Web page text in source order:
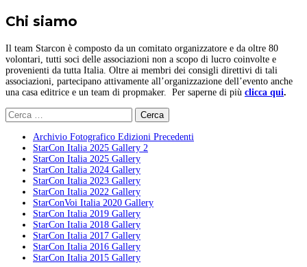
Chi siamo
Il team Starcon è composto da un comitato organizzatore e da oltre 80
volontari, tutti soci delle associazioni non a scopo di lucro coinvolte e
provenienti da tutta Italia. Oltre ai membri dei consigli direttivi di tali
associazioni, partecipano attivamente all’organizzazione dell’evento anche
una casa editrice e un team di propmaker. Per saperne di più clicca qui.
Ricerca
per:
Archivio Fotografico Edizioni Precedenti
StarCon Italia 2025 Gallery 2
StarCon Italia 2025 Gallery
StarCon Italia 2024 Gallery
StarCon Italia 2023 Gallery
StarCon Italia 2022 Gallery
StarConVoi Italia 2020 Gallery
StarCon Italia 2019 Gallery
StarCon Italia 2018 Gallery
StarCon Italia 2017 Gallery
StarCon Italia 2016 Gallery
StarCon Italia 2015 Gallery